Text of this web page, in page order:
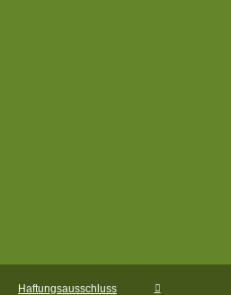
Haftungsausschluss